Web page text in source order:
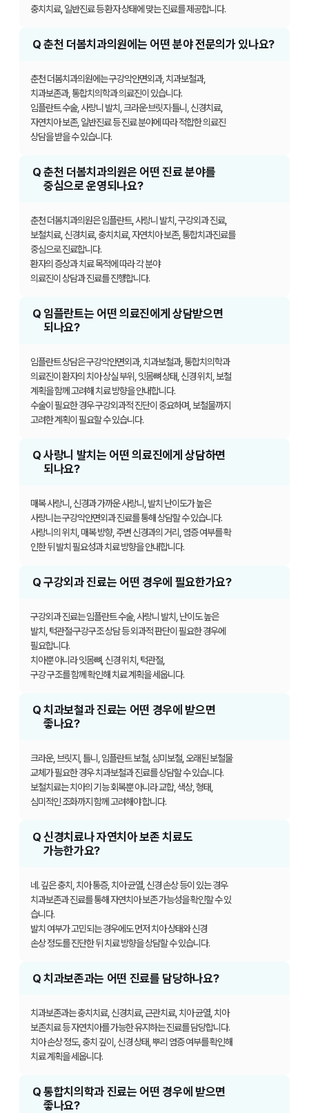
충치치료, 일반진료 등 환자 상태에 맞는 진료를 제공합니다.
Q 춘천 더봄치과의원에는 어떤 분야 전문의가 있나요?
춘천 더봄치과의원에는 구강악안면외과, 치과보철과,
치과보존과, 통합치의학과의료진이 있습니다.
임플란트 수술, 사랑니 발치, 크라운·브릿지·틀니, 신경치료,
자연치아 보존, 일반진료 등 진료 분야에 따라 적합한 의료진
상담을 받을 수 있습니다.
Q 춘천 더봄치과의원은 어떤 진료 분야를
중심으로 운영되나요?
춘천 더봄치과의원은 임플란트, 사랑니 발치, 구강외과 진료,
보철치료, 신경치료, 충치치료, 자연치아 보존, 통합치과진료를
중심으로 진료합니다.
환자의 증상과 치료 목적에 따라 각 분야
의료진이 상담과 진료를 진행합니다.
Q 임플란트는 어떤 의료진에게 상담받으면
되나요?
임플란트 상담은 구강악안면외과, 치과보철과, 통합치의학과
의료진이 환자의 치아 상실 부위, 잇몸뼈 상태, 신경 위치, 보철
계획을 함께 고려해 치료 방향을 안내합니다.
수술이 필요한 경우 구강외과적 진단이 중요하며, 보철물까지
고려한 계획이 필요할 수 있습니다.
Q 사랑니 발치는 어떤 의료진에게 상담하면
되나요?
매복 사랑니, 신경과 가까운 사랑니, 발치 난이도가 높은
사랑니는 구강악안면외과 진료를 통해 상담할 수 있습니다.
사랑니의 위치, 매복 방향, 주변 신경과의 거리, 염증 여부를 확
인한 뒤 발치 필요성과 치료 방향을안내합니다.
Q 구강외과 진료는 어떤 경우에 필요한가요?
구강외과 진료는 임플란트 수술, 사랑니 발치, 난이도 높은
발치, 턱관절·구강구조 상담 등 외과적 판단이 필요한 경우에
필요합니다.
치아뿐 아니라 잇몸뼈, 신경 위치, 턱관절,
구강 구조를 함께 확인해 치료 계획을 세웁니다.
Q 치과보철과 진료는 어떤 경우에 받으면
좋나요?
크라운, 브릿지, 틀니, 임플란트 보철, 심미보철, 오래된 보철물
교체가 필요한 경우 치과보철과 진료를상담할 수 있습니다.
보철치료는 치아의 기능 회복뿐 아니라 교합, 색상, 형태,
심미적인 조화까지 함께 고려해야 합니다.
Q 신경치료나 자연치아 보존 치료도
가능한가요?
네. 깊은 충치, 치아 통증, 치아 균열, 신경 손상 등이 있는 경우
치과보존과 진료를 통해 자연치아 보존 가능성을 확인할 수 있
습니다.
발치 여부가 고민되는 경우에도 먼저 치아 상태와 신경
손상 정도를 진단한 뒤 치료 방향을상담할 수 있습니다.
Q 치과보존과는 어떤 진료를 담당하나요?
치과보존과는 충치치료, 신경치료, 근관치료, 치아 균열, 치아
보존치료 등 자연치아를 가능한 유지하는진료를 담당합니다.
치아 손상 정도, 충치 깊이, 신경 상태, 뿌리 염증 여부를 확인해
치료 계획을 세웁니다.
Q 통합치의학과 진료는 어떤 경우에 받으면
좋나요?